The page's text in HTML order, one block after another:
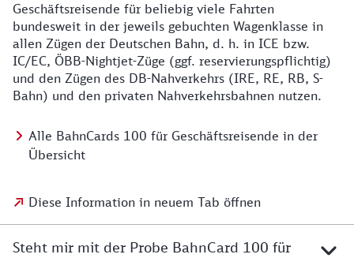
Geschäftsreisende für beliebig viele Fahrten
bundesweit in der jeweils gebuchten Wagenklasse in
allen Zügen der Deutschen Bahn, d. h. in ICE bzw.
IC/EC, ÖBB-Nightjet-Züge (ggf. reservierungspflichtig)
und den Zügen des DB-Nahverkehrs (IRE, RE, RB, S-
Bahn) und den privaten Nahverkehrsbahnen nutzen.
Alle BahnCards 100 für Geschäftsreisende in der
Übersicht
Diese Information in neuem Tab öffnen
Steht mir mit der Probe BahnCard 100 für